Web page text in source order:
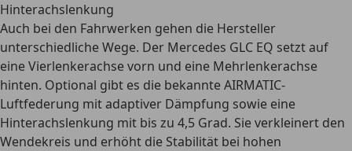
Hinterachslenkung
Auch bei den Fahrwerken gehen die Hersteller
unterschiedliche Wege. Der Mercedes GLC EQ setzt auf
eine Vierlenkerachse vorn und eine Mehrlenkerachse
hinten. Optional gibt es die bekannteAIRMATIC-
Luftfederung mit adaptiver Dämpfung sowie eine
Hinterachslenkung mit bis zu 4,5 Grad. Sie verkleinert den
Wendekreis und erhöht die Stabilität bei hohen